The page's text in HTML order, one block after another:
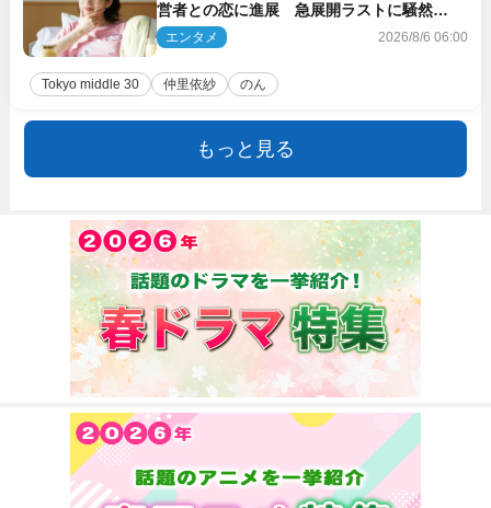
営者との恋に進展 急展開ラストに騒然
「え…いきなり」「嫌な予感」
エンタメ 2026/8/6 06:00
Tokyo middle 30 仲里依紗 のん
もっと見る